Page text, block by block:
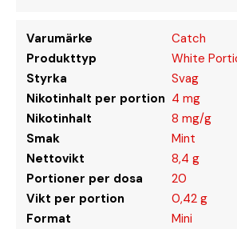
Varumärke
Catch
Produkttyp
White
Styrka
Svag
Nikotinhalt per portion 4 mg
Nikotinhalt
8 mg/g
Smak
Mint
Nettovikt
8,4 g
Portioner per dosa
20
Vikt per portion
0,42 g
Format
Mini